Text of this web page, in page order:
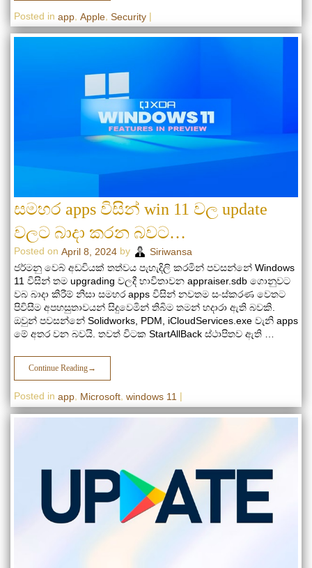
Posted in app Apple Security |
සමහර apps විසින් win 11 වල update
වලට බාදා කරන බවට…
Posted on April 8, 2024 by
Siriwansa
ජර්මනු වෙබ් අඩවියක් තත්වය පැහැදිලි කරමින් පවසන්නේ Windows
11 විසින් තම upgrading වලදී භාවිතාවන appraiser.sdb ගොනුවට
වබ බාදා කිරීම් නිසා සමහර apps විසින් නවතම සංස්කරණ වෙතට
පිවිසීම අපහසුතාවයන් සිදුවෙමින් තිබිම තමන් හදාරා ඇති බවකි.
ඔවුන් පවසන්නේ Solidworks, PDM, iCloudServices.exe වැනි apps
මේ අතර වන බවයි. තවත් විටක StartAllBack ස්ථාපිතව ඇති …
Continue Reading→
Posted in app, Microsoft, windows 11 |